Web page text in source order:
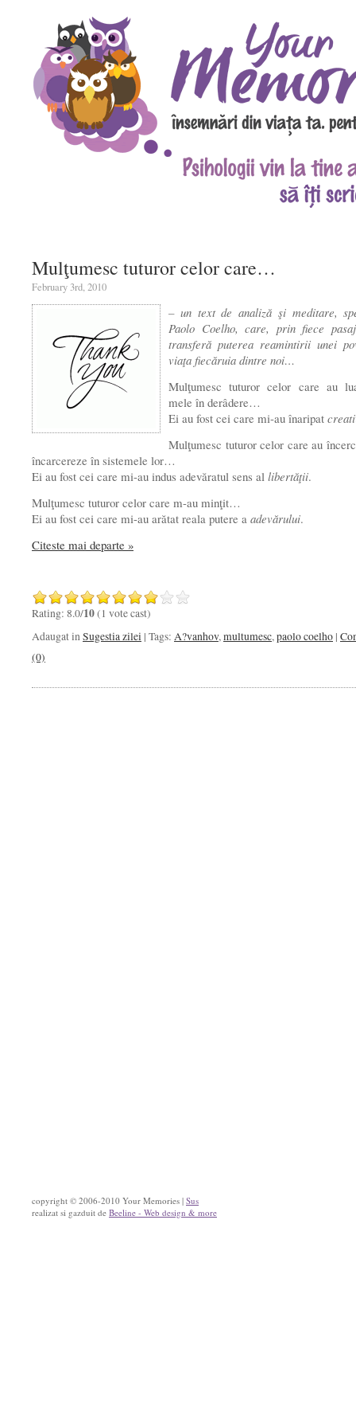
Mulţumesc tuturor celor care…
February 3rd, 2010
– un text de analiză şi meditare,
Paolo Coelho, care, prin fiece
transferă puterea reamintirii unei
viaţa fiecăruia dintre noi…
Mulţumesc tuturor celor care au
mele în derâdere…
Ei au fost cei care mi-au înaripat
Mulţumesc tuturor celor care au
încarcereze în sistemele lor…
Ei au fost cei care mi-au indus adevăratul sens al libertăţii.
Mulţumesc tuturor celor care m-au minţit…
Ei au fost cei care mi-au arătat reala putere a adevărului.
Citeste mai departe »
Rating: 8.0/10(1 vote cast)
Adaugat inSugestia zilei | Tags: A?vanhov,multumesc,paolo coelho |
(0)
copyright © 2006-2010 Your Memories | Sus
realizat si gazduit de Beeline - Web design & more